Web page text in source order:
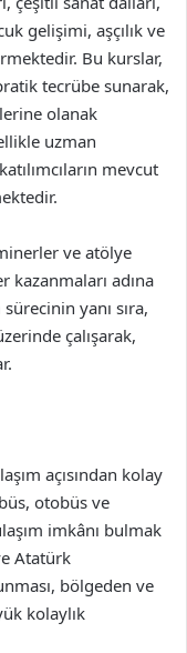
gelişimi, aşçılık ve
Bu kurslar,
tecrübe sunarak,
olanak
uzman
mevcut
ve atölye
kazanmaları adına
yanı sıra,
çalışarak,
açısından kolay
otobüs ve
imkânı bulmak
Atatürk
bölgeden ve
kolaylık